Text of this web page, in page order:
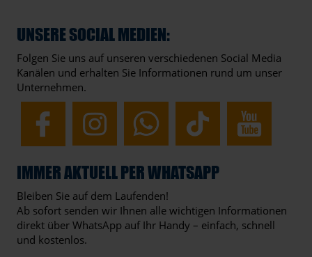
UNSERE SOCIAL MEDIEN:
Folgen Sie uns auf unseren verschiedenen Social Media
Kanälen und erhalten Sie Informationen rund um unser
Unternehmen.
IMMER AKTUELL PER WHATSAPP
Bleiben Sie auf dem Laufenden!
Ab sofort senden wir Ihnen alle wichtigen Informationen
direkt über WhatsApp auf Ihr Handy – einfach, schnell
und kostenlos.